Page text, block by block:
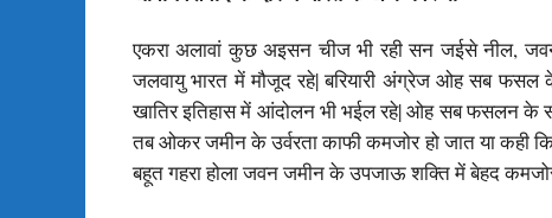
एकरा अलावां कुछ अइसन चीज भी रही सन जईसे नील,
जलवायु भारत में मौजूद रहे| बरियारी अंग्रेज ओह सब फसल
खातिर इतिहास में आंदोलन भी भईल रहे| ओह सब फसलन
तब ओकर जमीन के उर्वरता काफी कमजोर हो जात या कही
बहूत गहरा होला जवन जमीन के उपजाऊ शक्ति में बेहद